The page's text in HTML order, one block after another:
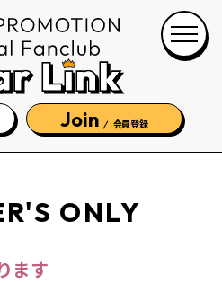
Join 会員登録
ONLY
ます